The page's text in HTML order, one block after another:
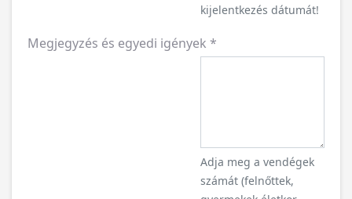
kijelentkezés dátumát!
Megjegyzés és egyedi igények *
Adja meg a vendégek
számát (felnőttek,